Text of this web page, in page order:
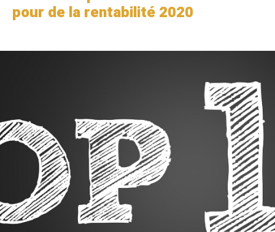
pour de la rentabilité 2020